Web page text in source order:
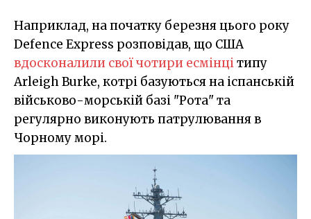
Наприклад, на початку березня цього року
Defence Express розповідав, що США
вдосконалили свої чотири есмінцітипу
Arleigh Burke, котрі базуються на іспанській
військово-морській базі "Рота" та
регулярно виконують патрулювання в
Чорному морі.